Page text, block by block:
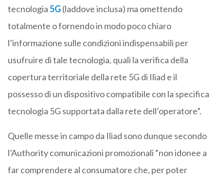
tecnologia5G(laddove inclusa) ma omettendo
totalmente o fornendo in modo poco chiaro
l’informazione sulle condizioni indispensabili per
usufruire di tale tecnologia, quali la verifica della
copertura territoriale della rete 5G di Iliad e il
possesso di un dispositivo compatibile con la specifica
tecnologia 5G supportata dalla rete dell’operatore”.
Quelle messe in campo da Iliad sono dunque secondo
l’Authority comunicazioni promozionali “non idonee a
far comprendere al consumatore che, per poter